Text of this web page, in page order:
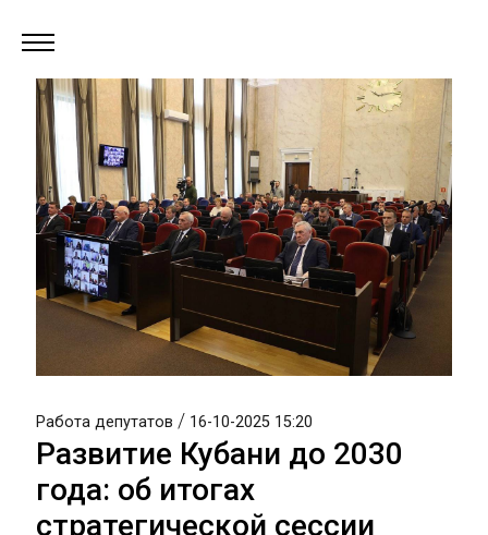
Работа депутатов / 16-10-2025 15:20
Развитие Кубани до 2030
года: об итогах
стратегической сессии